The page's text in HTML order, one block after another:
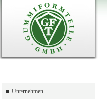
Unternehmen